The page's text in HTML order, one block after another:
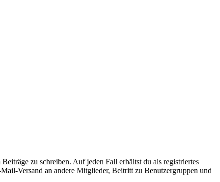
zu schreiben. Auf jeden Fall erhältst du als registriertes
Versand an andere Mitglieder, Beitritt zu Benutzergruppen und